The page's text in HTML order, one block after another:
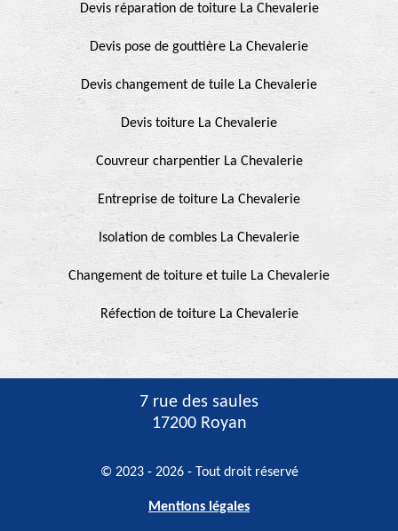
Devis réparation de toiture La Chevalerie
Devis pose de gouttière La Chevalerie
Devis changement de tuile La Chevalerie
Devis toiture La Chevalerie
Couvreur charpentier La Chevalerie
Entreprise de toiture La Chevalerie
Isolation de combles La Chevalerie
Changement de toiture et tuile La Chevalerie
Réfection de toiture La Chevalerie
7 rue des saules
17200 Royan
© 2023 - 2026 - Tout droit réservé
Mentions légales